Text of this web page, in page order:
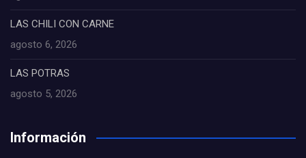
LAS CHILI CON CARNE
agosto 6, 2026
LAS POTRAS
agosto 5, 2026
Información